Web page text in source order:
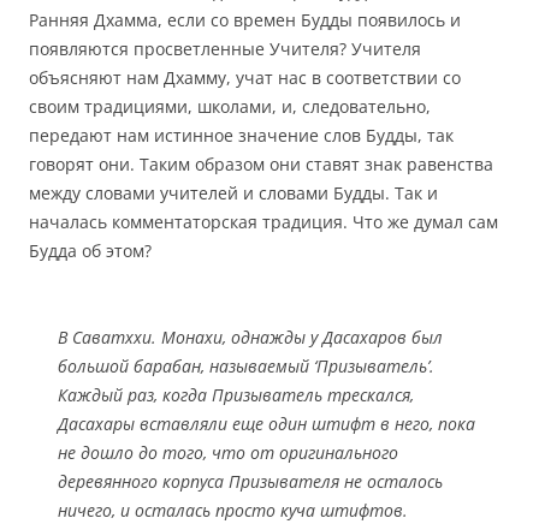
Ранняя Дхамма, если со времен Будды появилось и
появляются просветленные Учителя? Учителя
объясняют нам Дхамму, учат нас в соответствии со
своим традициями, школами, и, следовательно,
передают нам истинное значение слов Будды, так
говорят они. Таким образом они ставят знак равенства
между словами учителей и словами Будды. Так и
началась комментаторская традиция. Что же думал сам
Будда об этом?
В Саватххи. Монахи, однажды у Дасахаров был
большой барабан, называемый ‘Призыватель’.
Каждый раз, когда Призыватель трескался,
Дасахары вставляли еще один штифт в него, пока
не дошло до того, что от оригинального
деревянного корпуса Призывателя не осталось
ничего, и осталась просто куча штифтов.